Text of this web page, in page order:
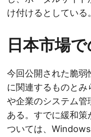
け付けるとしている。
日本市場
今回公開された脆
に関連するものと
や企業のシステム
ある。すでに緩和
ついては、